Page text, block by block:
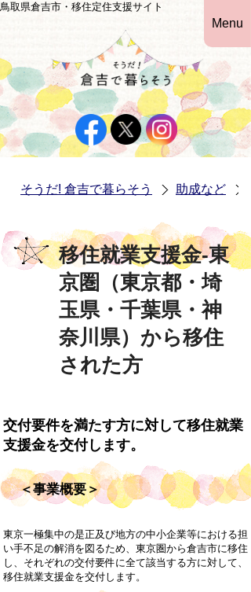
鳥取県倉吉市・移住定住支援サイト
Menu
そうだ! 倉吉で暮らそう 助成など
移住就業支援金-東
京圏（東京都・埼
玉県・千葉県・神
奈川県）から移住
された方
交付要件を満たす方に対して移住就業
支援金を交付します。
＜事業概要＞
東京一極集中の是正及び地方の中小企業等における担
い手不足の解消を図るため、東京圏から倉吉市に移住
し、それぞれの交付要件に全て該当する方に対して、
移住就業支援金を交付します。